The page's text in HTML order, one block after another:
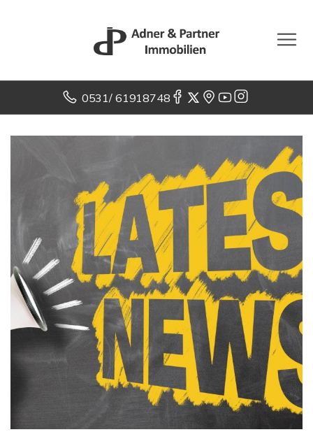
0531/ 61918748